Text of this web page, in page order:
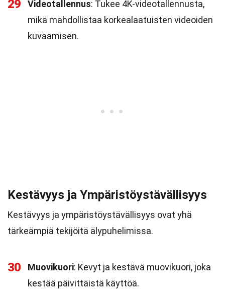
29 Videotallennus: Tukee 4K-videotallennusta,
mikä mahdollistaa korkealaatuisten videoiden
kuvaamisen.
Kestävyys ja Ympäristöystävällisyys
Kestävyys ja ympäristöystävällisyys ovat yhä
tärkeämpiä tekijöitä älypuhelimissa.
30 Muovikuori: Kevyt ja kestävä muovikuori, joka
kestää päivittäistä käyttöä.